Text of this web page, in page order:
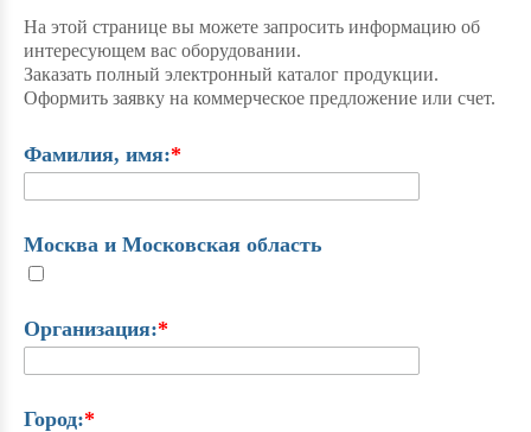
На этой странице вы можете запросить информацию об
интересующем вас оборудовании.
Заказать полный электронный каталог продукции.
Оформить заявку на коммерческое предложение или счет.
Фамилия, имя:*
Москва и Московская область
Организация:*
Город:*